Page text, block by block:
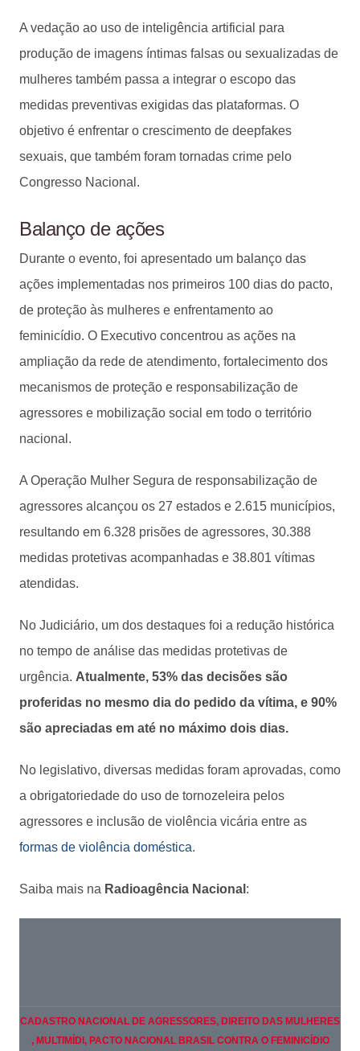
A vedação ao uso de inteligência artificial para
produção de imagens íntimas falsas ou sexualizadas de
mulheres também passa a integrar o escopo das
medidas preventivas exigidas das plataformas. O
objetivo é enfrentar o crescimento de deepfakes
sexuais, que também foram tornadas crime pelo
Congresso Nacional.
Balanço de ações
Durante o evento, foi apresentado um balanço das
ações implementadas nos primeiros 100 dias do pacto,
de proteção às mulheres e enfrentamento ao
feminicídio. O Executivo concentrou as ações na
ampliação da rede de atendimento, fortalecimento dos
mecanismos de proteção e responsabilização de
agressores e mobilização social em todo o território
nacional.
A Operação Mulher Segura de responsabilização de
agressores alcançou os 27 estados e 2.615 municípios,
resultando em 6.328 prisões de agressores, 30.388
medidas protetivas acompanhadas e 38.801 vítimas
atendidas.
No Judiciário, um dos destaques foi a redução histórica
no tempo de análise das medidas protetivas de
urgência. Atualmente, 53% das decisões são
proferidas no mesmo dia do pedido da vítima, e 90%
são apreciadas em até no máximo dois dias.
No legislativo, diversas medidas foram aprovadas, como
a obrigatoriedade do uso de tornozeleira pelos
agressores e inclusão de violência vicária entre as
formas de violência doméstica.
Saiba mais na Radioagência Nacional :
CADASTRO NACIONAL DE AGRESSORES, DIREITO DAS MULHERES
, MULTIMÍDI, PACTO NACIONAL BRASIL CONTRA O FEMINICÍDIO